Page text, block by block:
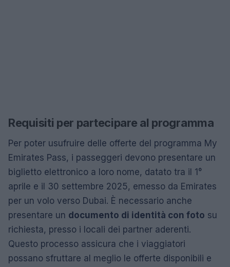
Requisiti per partecipare al programma
Per poter usufruire delle offerte del programma My
Emirates Pass, i passeggeri devono presentare un
biglietto elettronico a loro nome, datato tra il 1°
aprile e il 30 settembre 2025, emesso da Emirates
per un volo verso Dubai. È necessario anche
presentare un documento di identità con foto su
richiesta, presso i locali dei partner aderenti.
Questo processo assicura che i viaggiatori
possano sfruttare al meglio le offerte disponibili e